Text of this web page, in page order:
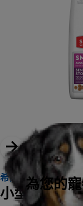
為您的
希爾思寵物食品
小型及迷你